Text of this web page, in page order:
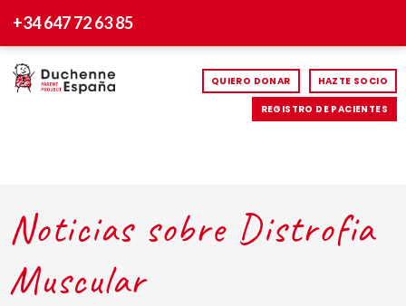
+34 647 72 63 85
QUIERO DONAR HAZTE SOCIO
REGISTRO DE PACIENTES
Noticias sobre Distrofia
Muscular